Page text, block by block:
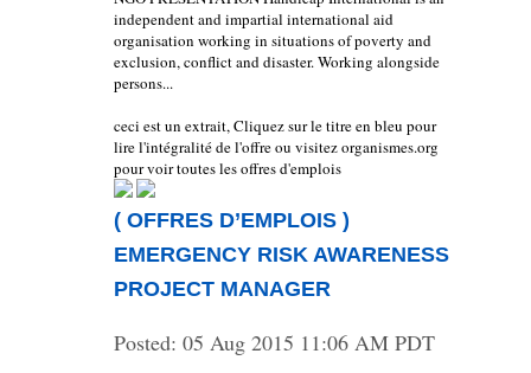
independent and impartial international aid
organisation working in situations of poverty and
exclusion, conflict and disaster. Working alongside
persons...
ceci est un extrait, Cliquez sur le titre en bleu pour
lire l'intégralité de l'offre ou visitez organismes.org
pour voir toutes les offres d'emplois
( OFFRES D’EMPLOIS )
EMERGENCY RISK AWARENESS
PROJECT MANAGER
Posted: 05 Aug 2015 11:06 AM PDT